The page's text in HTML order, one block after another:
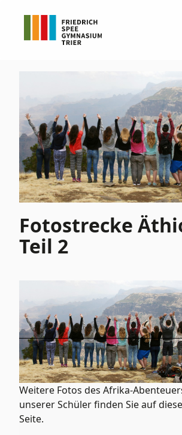
Fotostrecke
Teil 2
Weitere Fotos des Afrika-
unserer Schüler finden Sie auf
Seite.